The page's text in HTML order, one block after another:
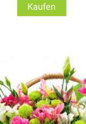
Kaufen